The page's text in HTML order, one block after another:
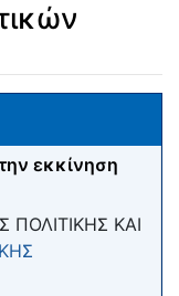
εκκίνηση
ΚΑΙ